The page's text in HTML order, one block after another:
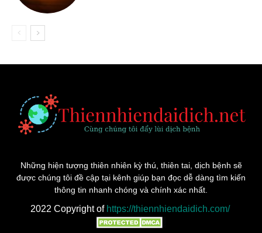
Những hiện tượng thiên nhiên kỳ thú, thiên tai, dịch bệnh sẽ
được chúng tôi đề cập tại kênh giúp bạn đọc dễ dàng tìm kiến
thông tin nhanh chóng và chính xác nhất.
2022 Copyright of https://thiennhiendaidich.com/